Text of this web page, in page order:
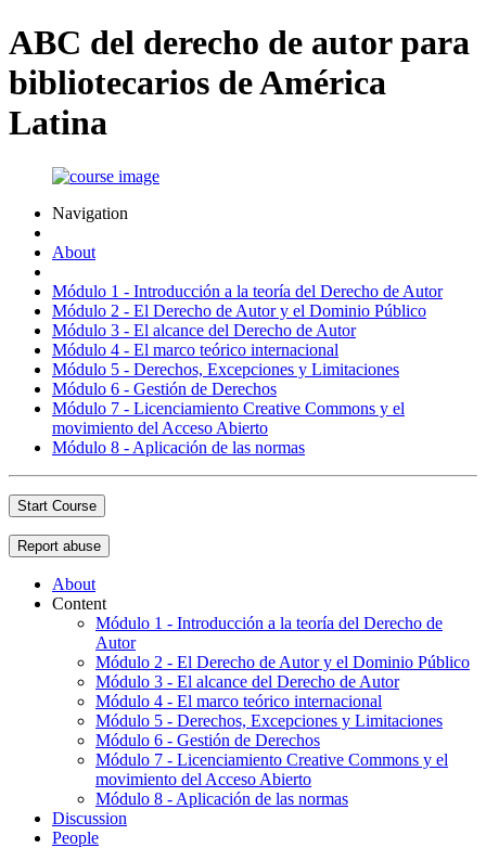
ABC del derecho de autor para
bibliotecarios de América
Latina
Navigation
About
Módulo 1 - Introducción a la teoría del Derecho de Autor
Módulo 2 - El Derecho de Autor y el Dominio Público
Módulo 3 - El alcance del Derecho de Autor
Módulo 4 - El marco teórico internacional
Módulo 5 - Derechos, Excepciones y Limitaciones
Módulo 6 - Gestión de Derechos
Módulo 7 - Licenciamiento Creative Commons y el
movimiento del Acceso Abierto
Módulo 8 - Aplicación de las normas
Start Course
Report abuse
About
Content
Módulo 1 - Introducción a la teoría del Derecho de
Autor
Módulo 2 - El Derecho de Autor y el Dominio Público
Módulo 3 - El alcance del Derecho de Autor
Módulo 4 - El marco teórico internacional
Módulo 5 - Derechos, Excepciones y Limitaciones
Módulo 6 - Gestión de Derechos
Módulo 7 - Licenciamiento Creative Commons y el
movimiento del Acceso Abierto
Módulo 8 - Aplicación de las normas
Discussion
People